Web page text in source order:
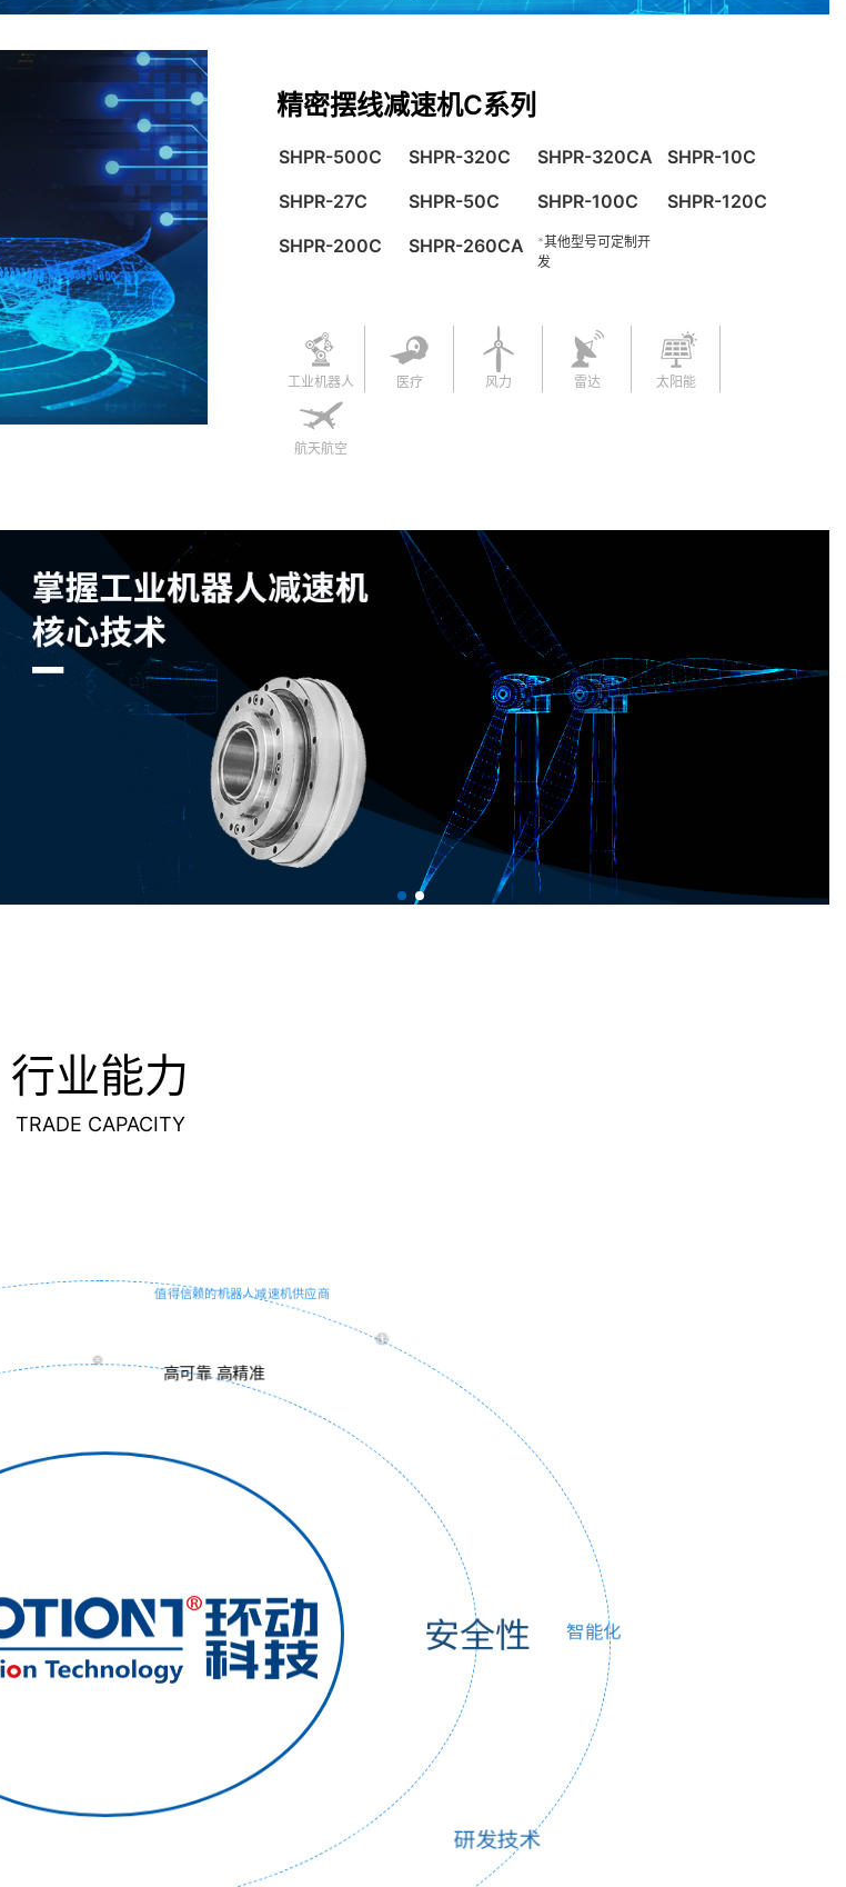
精密摆线减速机C系列
SHPR-500C SHPR-320C SHPR-320CA
SHPR-10C
SHPR-27C
SHPR-50C SHPR-100C
SHPR-120C
SHPR-200C
SHPR-260CA
*其他型号可定制开
发
工业机器人 医疗 风力 雷达 太阳能
航天航空
行业能力
TRADE CAPACITY
高可靠 高精准
安全性
绿色
值得信赖的机器人减速机供应商
支撑
国家高新技术企业